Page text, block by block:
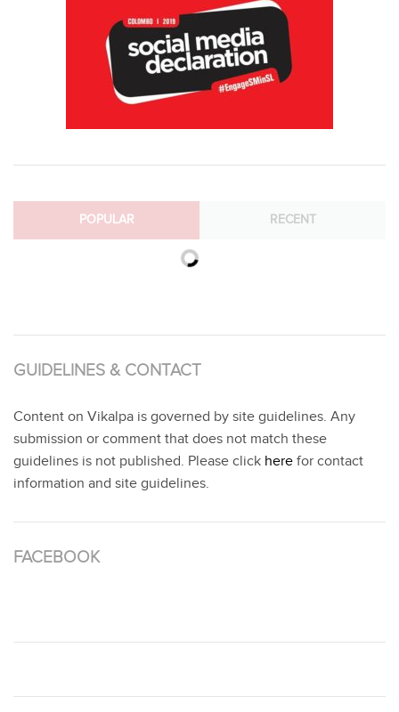
POPULAR RECENT
GUIDELINES & CONTACT
Content on Vikalpa is governed by site guidelines. Any
submission or comment that does not match these
guidelines is not published. Please click here for contact
information and site guidelines.
FACEBOOK